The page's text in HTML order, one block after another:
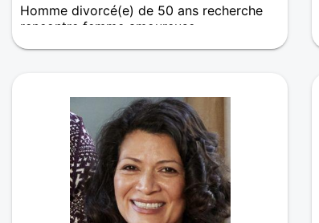
Homme divorcé(e) de 50 ans recherche
rencontre femme amoureuse
Jeune homme simple recherche une